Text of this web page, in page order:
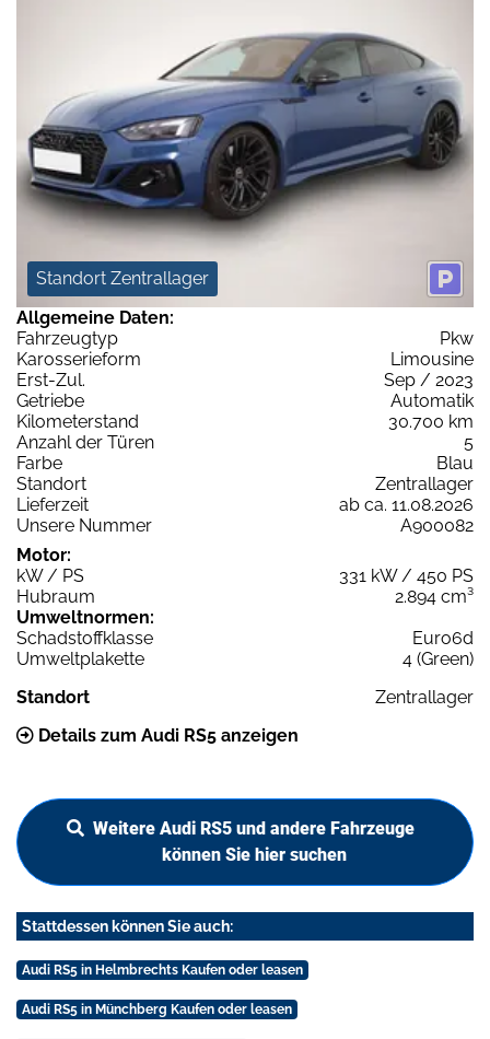
Standort Zentrallager
Allgemeine Daten:
Fahrzeugtyp
Pkw
Karosserieform
Limousine
Erst-Zul.
Sep / 2023
Getriebe
Automatik
Kilometerstand
30.700 km
Anzahl der Türen
5
Farbe
Blau
Standort
Zentrallager
Lieferzeit
ab ca. 11.08.2026
Unsere Nummer
A900082
Motor:
kW / PS
331 kW / 450 PS
Hubraum
2.894 cm³
Umweltnormen:
Schadstoffklasse
Euro6d
Umweltplakette
4 (Green)
Standort
Zentrallager
Details zum Audi RS5 anzeigen
Weitere Audi RS5 und andere Fahrzeuge
können Sie hier suchen
Stattdessen können Sie auch:
Audi RS5 in Helmbrechts Kaufen oder leasen
Audi RS5 in Münchberg Kaufen oder leasen